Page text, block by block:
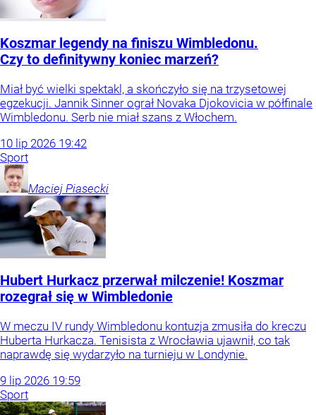
Koszmar legendy na finiszu Wimbledonu.
Czy to definitywny koniec marzeń?
Miał być wielki spektakl, a skończyło się na trzysetowej
egzekucji. Jannik Sinner ograł Novaka Djokovicia w półfinale
Wimbledonu. Serb nie miał szans z Włochem.
10 lip 2026 19:42
Sport
Maciej Piasecki
Hubert Hurkacz przerwał milczenie! Koszmar
rozegrał się w Wimbledonie
W meczu IV rundy Wimbledonu kontuzja zmusiła do kreczu
Huberta Hurkacza. Tenisista z Wrocławia ujawnił, co tak
naprawdę się wydarzyło na turnieju w Londynie.
9 lip 2026 19:59
Sport